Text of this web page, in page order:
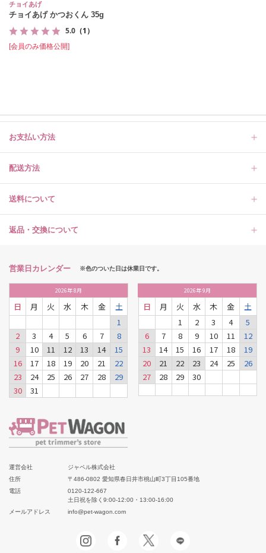
チョイあげ
チョイあげ かつおくん 35g
5.0 （1）
[会員のみ価格公開]
お支払い方法
配送方法
送料について
返品・交換について
営業日カレンダー ※色のついた日は休業日です。
2026年8月
日 月 火 水 木 金
土
1
2
3 4 5 6 7
8
9
10 11 12 13 14
15
16
17 18 19 20 21
22
23
24 25 26 27 28
29
30
31
2026年9月
日 月 火 水 木 金
土
1
2 3 4
5
6
7 8 9 10 11
12
13
14 15 16 17 18
19
20
21 22 23 24 25
26
27
28 29 30
運営会社
ジャペル株式会社
住所
〒486-0802 愛知県春日井市桃山町3丁目105番地
電話
0120-122-667
土日祝を除く9:00-12:00・13:00-16:00
メールアドレス
info@pet-wagon.com